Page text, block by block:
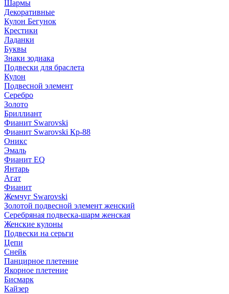
Шармы
Декоративные
Кулон Бегунок
Крестики
Ладанки
Буквы
Знаки зодиака
Подвески для браслета
Кулон
Подвесной элемент
Серебро
Золото
Бриллиант
Фианит Swarovski
Фианит Swarovski Кр-88
Оникс
Эмаль
Фианит EQ
Янтарь
Агат
Фианит
Жемчуг Swarovski
Золотой подвесной элемент женcкий
Серебряная подвеска-шарм женская
Женские кулоны
Подвески на серьги
Цепи
Снейк
Панцирное плетение
Якорное плетение
Бисмарк
Кайзер